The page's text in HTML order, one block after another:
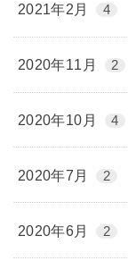
2021年2月 4
2020年11月 2
2020年10月 4
2020年7月 2
2020年6月 2